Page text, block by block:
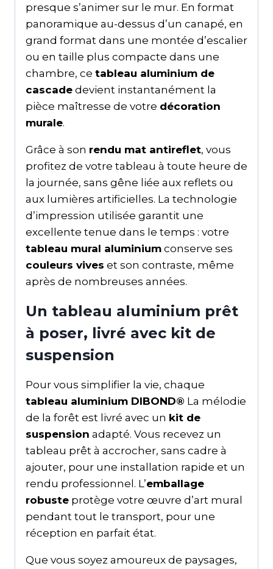
presque s’animer sur le mur. En format
panoramique au-dessus d’un canapé, en
grand format dans une montée d’escalier
ou en taille plus compacte dans une
chambre, ce tableau aluminium de
cascade devient instantanément la
pièce maîtresse de votre décoration
murale.
Grâce à son rendu mat antireflet, vous
profitez de votre tableau à toute heure de
la journée, sans gêne liée aux reflets ou
aux lumières artificielles. La technologie
d’impression utilisée garantit une
excellente tenue dans le temps : votre
tableau mural aluminium conserve ses
couleurs vives et son contraste, même
après de nombreuses années.
Un tableau aluminium prêt
à poser, livré avec kit de
suspension
Pour vous simplifier la vie, chaque
tableau aluminium DIBOND® La mélodie
de la forêt est livré avec un kit de
suspension adapté. Vous recevez un
tableau prêt à accrocher, sans cadre à
ajouter, pour une installation rapide et un
rendu professionnel. L’emballage
robuste protège votre œuvre d’art mural
pendant tout le transport, pour une
réception en parfait état.
Que vous soyez amoureux de paysages,